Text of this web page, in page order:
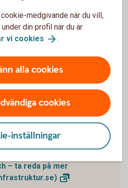
konkurrens och att
respekteras. Bankerna har
villkor som ska
är målet med
villkoren tillämpas på
kronor och har tagits fram i
i
för lansering i
Hållbar byggbransch (pdf)
– ta reda på mer
medgivande när du vill,
din profil när du är
vi cookies .
alla cookies
cookies
inställningar